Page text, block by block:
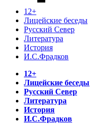
12+
Лицейские беседы
Русский Север
Литература
История
И.С.Фрадков
12+
Лицейские беседы
Русский Север
Литература
История
И.С.Фрадков